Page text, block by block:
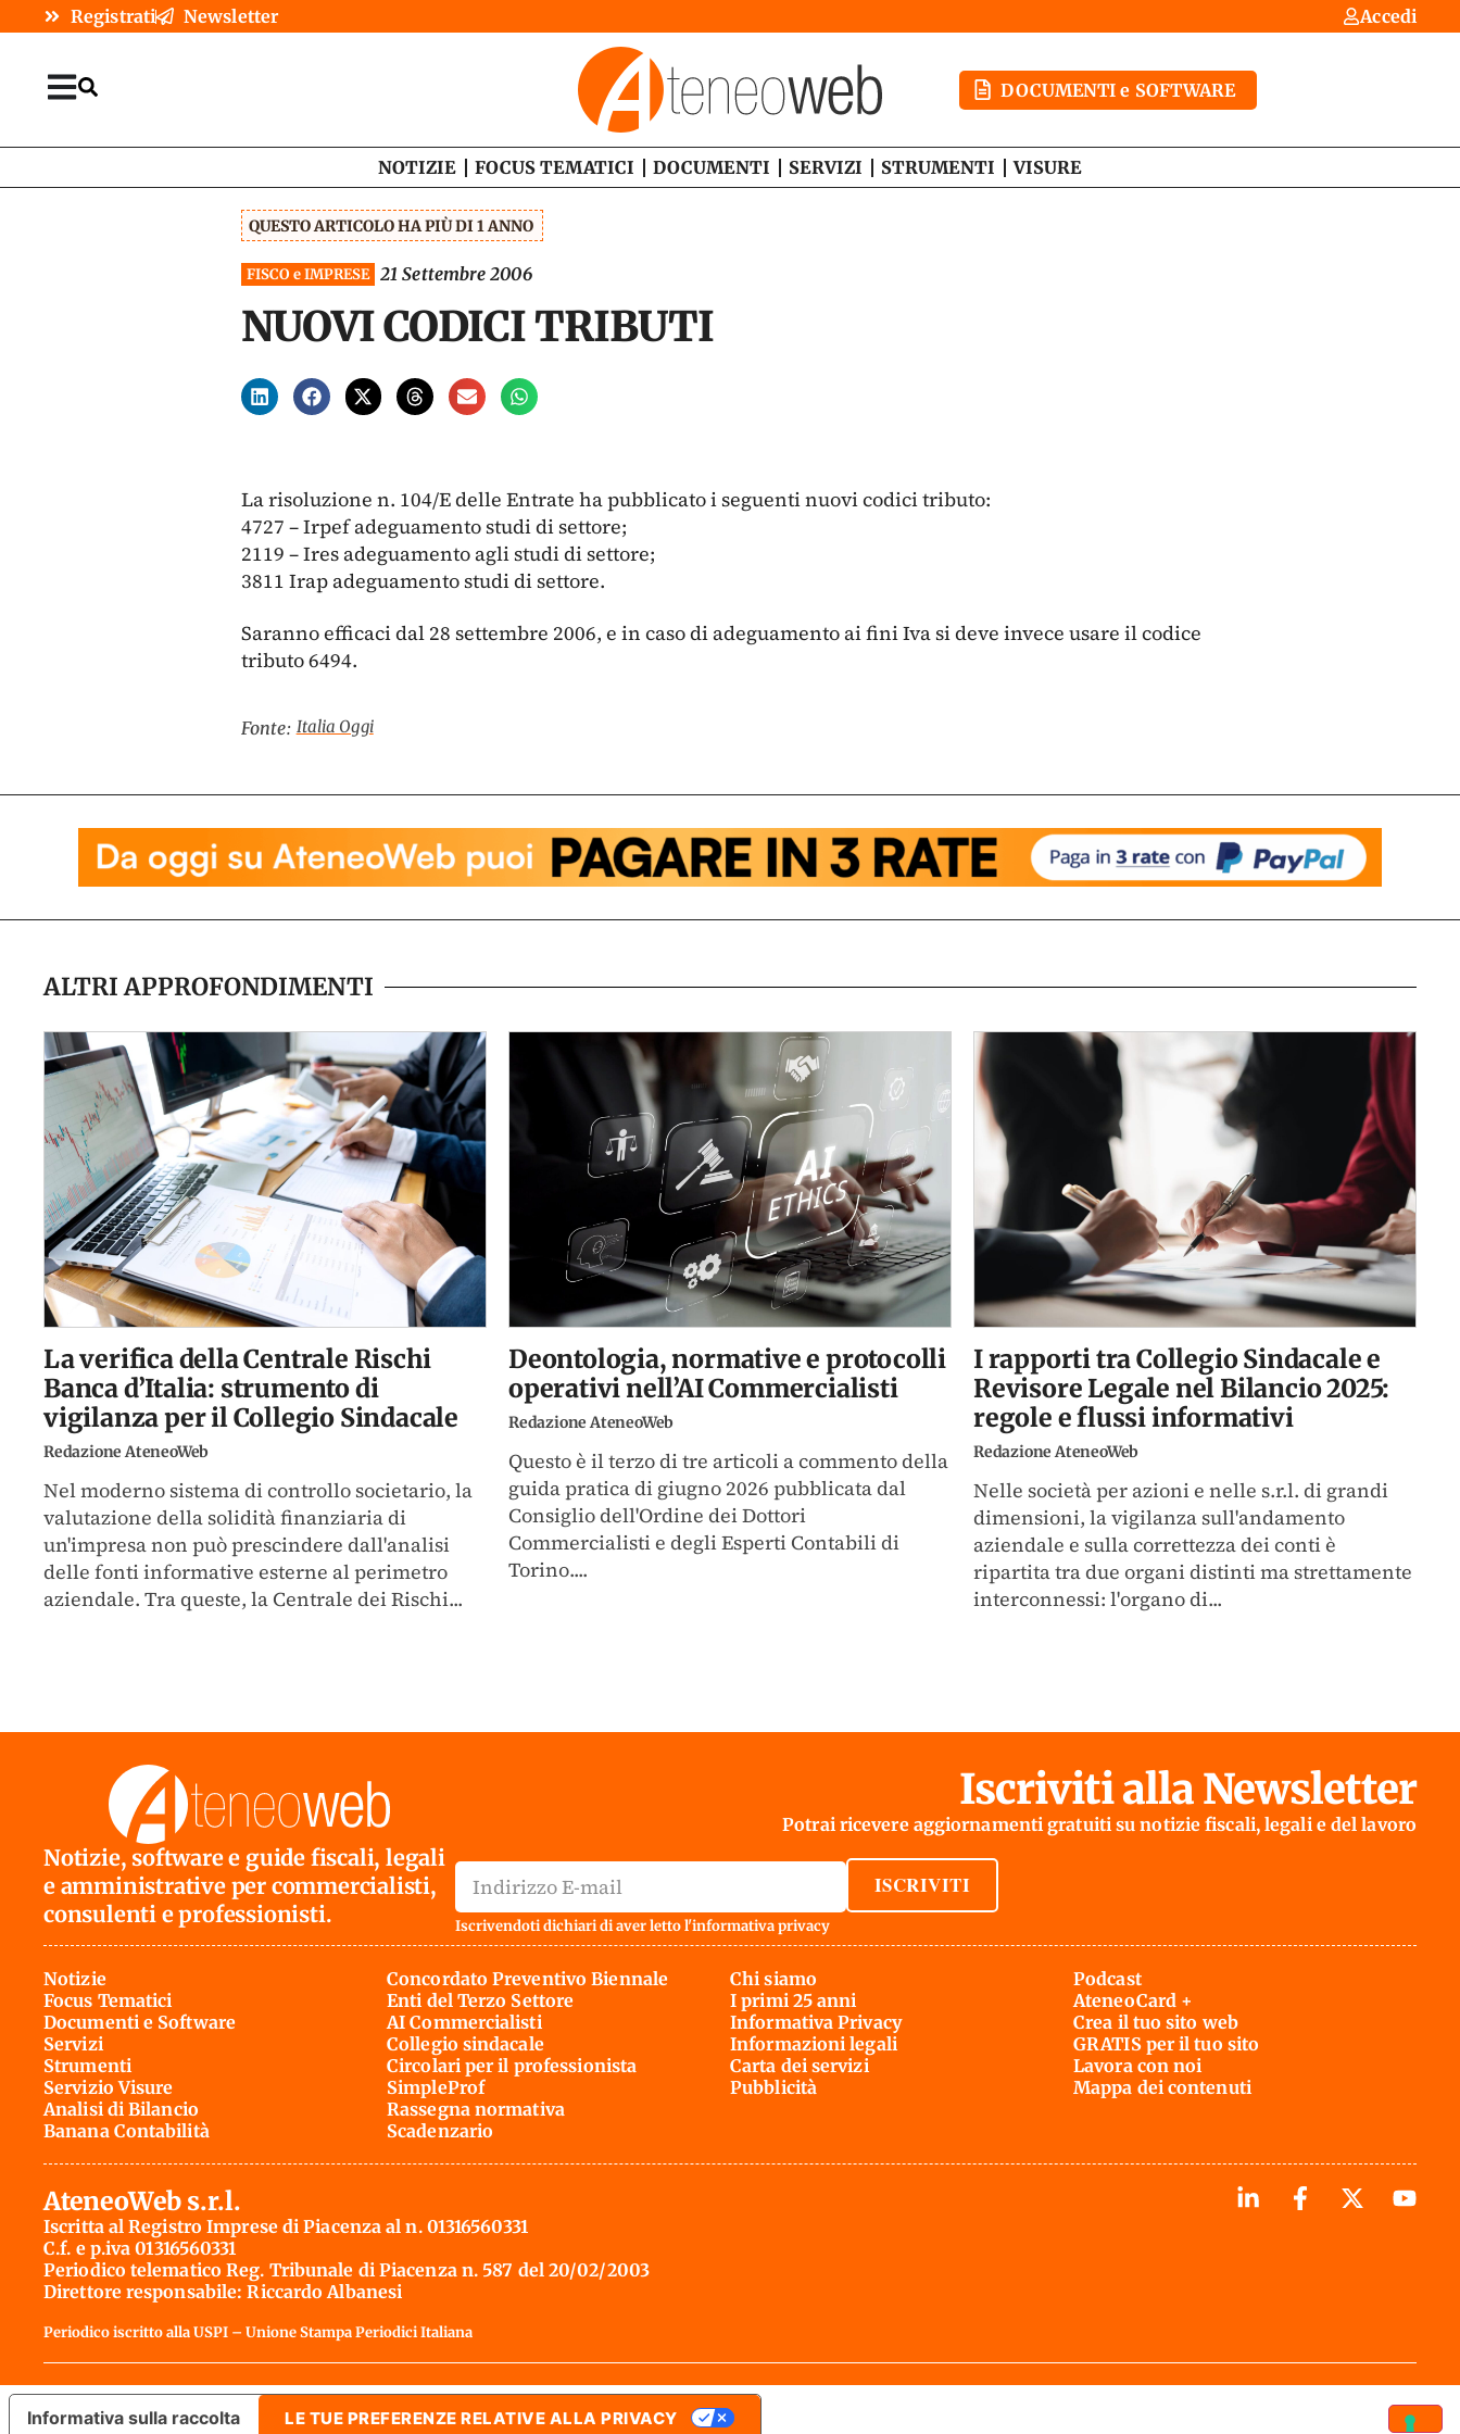
Registrati Newsletter Accedi
DOCUMENTI e SOFTWARE
NOTIZIE FOCUS TEMATICI DOCUMENTI SERVIZI STRUMENTI VISURE
QUESTO ARTICOLO HA PIÙ DI 1 ANNO
FISCO e IMPRESE 21 Settembre 2006
NUOVI CODICI TRIBUTI
La risoluzione n. 104/E delle Entrate ha pubblicato i seguenti nuovi codici tributo:
4727 – Irpef adeguamento studi di settore;
2119 – Ires adeguamento agli studi di settore;
3811 Irap adeguamento studi di settore.
Saranno efficaci dal 28 settembre 2006, e in caso di adeguamento ai fini Iva si deve invece usare il codice
tributo 6494.
Fonte: Italia Oggi
ALTRI APPROFONDIMENTI
La verifica della Centrale Rischi
Banca d’Italia: strumento di
vigilanza per il Collegio Sindacale
Redazione AteneoWeb
Nel moderno sistema di controllo societario, la
valutazione della solidità finanziaria di
un'impresa non può prescindere dall'analisi
delle fonti informative esterne al perimetro
aziendale. Tra queste, la Centrale dei Rischi...
Deontologia, normative e protocolli
operativi nell’AI Commercialisti
Redazione AteneoWeb
Questo è il terzo di tre articoli a commento della
guida pratica di giugno 2026 pubblicata dal
Consiglio dell'Ordine dei Dottori
Commercialisti e degli Esperti Contabili di
Torino....
I rapporti tra Collegio Sindacale e
Revisore Legale nel Bilancio 2025:
regole e flussi informativi
Redazione AteneoWeb
Nelle società per azioni e nelle s.r.l. di grandi
dimensioni, la vigilanza sull'andamento
aziendale e sulla correttezza dei conti è
ripartita tra due organi distinti ma strettamente
interconnessi: l'organo di...
Notizie, software e guide fiscali, legali
e amministrative per commercialisti,
consulenti e professionisti.
Iscriviti alla Newsletter
Potrai ricevere aggiornamenti gratuiti su notizie fiscali, legali e del lavoro
ISCRIVITI
Iscrivendoti dichiari di aver letto l'informativa privacy
Notizie
Focus Tematici
Documenti e Software
Servizi
Strumenti
Servizio Visure
Analisi di Bilancio
Banana Contabilità
Concordato Preventivo Biennale
Enti del Terzo Settore
AI Commercialisti
Collegio sindacale
Circolari per il professionista
SimpleProf
Rassegna normativa
Scadenzario
Chi siamo
I primi 25 anni
Informativa Privacy
Informazioni legali
Carta dei servizi
Pubblicità
Podcast
AteneoCard +
Crea il tuo sito web
GRATIS per il tuo sito
Lavora con noi
Mappa dei contenuti
AteneoWeb s.r.l.
Iscritta al Registro Imprese di Piacenza al n. 01316560331
C.f. e p.iva 01316560331
Periodico telematico Reg. Tribunale di Piacenza n. 587 del 20/02/2003
Direttore responsabile: Riccardo Albanesi
Periodico iscritto alla USPI – Unione Stampa Periodici Italiana
Informativa sulla raccolta LE TUE PREFERENZE RELATIVE ALLA PRIVACY